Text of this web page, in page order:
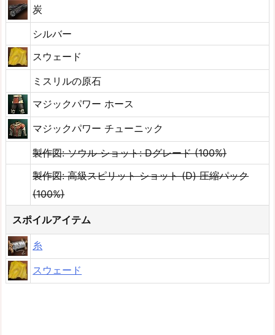
炭
シルバー
スウェード
ミスリルの原石
マジックパワー ホース
マジックパワー チューニック
製作図: ソウル ショット: Dグレード (100%)
製作図: 高級スピリット ショット (D) 圧縮パック
(100%)
スポイルアイテム
糸
スウェード